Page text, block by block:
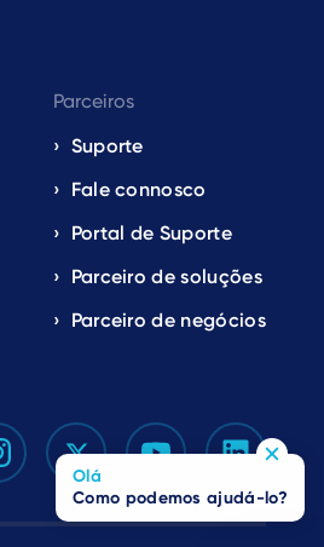
Parceiros
Suporte
Fale connosco
Portal de Suporte
Parceiro de soluções
Parceiro de negócios
Olá
Como podemos ajudá-lo?